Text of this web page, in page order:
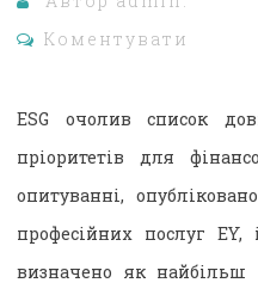
Коментувати
ESG очолив список
пріоритетів для
опитуванні,
професійних послуг
визначено як найбільш